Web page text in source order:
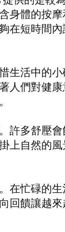
身體的按
在短時間內
生活中的
人們對健
許多舒壓
上自然的
在忙碌的
回饋讓越